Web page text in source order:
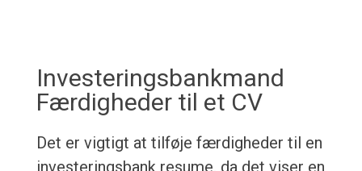
Investeringsbankmand
Færdigheder til et CV
Det er vigtigt at tilføje færdigheder til en
investeringsbank resume, da det viser en